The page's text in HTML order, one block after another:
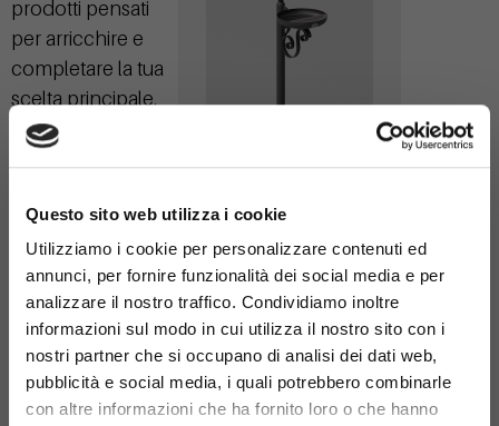
Questo sito web utilizza i cookie
Utilizziamo i cookie per personalizzare contenuti ed
annunci, per fornire funzionalità dei social media e per
analizzare il nostro traffico. Condividiamo inoltre
informazioni sul modo in cui utilizza il nostro sito con i
nostri partner che si occupano di analisi dei dati web,
pubblicità e social media, i quali potrebbero combinarle
con altre informazioni che ha fornito loro o che hanno
prodotti pensati
per arricchire e
completare la tua
scelta principale.
Cestone
Barocco
291